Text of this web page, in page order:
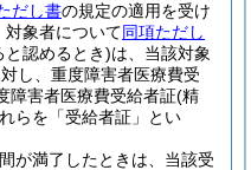
だし書の規定の適用を受け
対象者について同項ただし
と認めるとき)は、当該対象
し、重度障害者医療費受
障害者医療費受給者証(精
らを「受給者証」とい
が満了したときは、当該受